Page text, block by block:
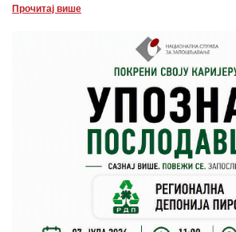
Прочитај више